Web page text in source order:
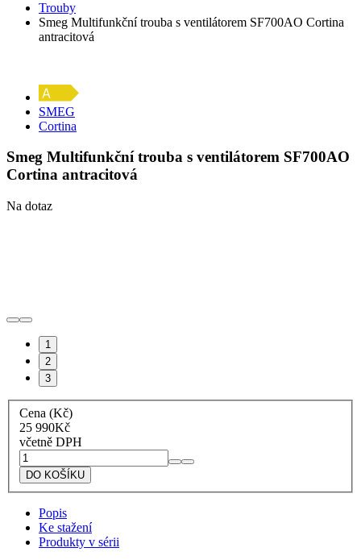
Trouby
Smeg Multifunkční trouba s ventilátorem SF700AO Cortina
antracitová
SMEG
Cortina
Smeg Multifunkční trouba s ventilátorem SF700AO
Cortina antracitová
Na dotaz
1
2
3
Cena (Kč)
25 990Kč
včetně DPH
Smeg
Multifunkční
trouba
ventilátorem
SF700AO
Cortina
DO KOŠÍKU
Popis
Ke stažení
Produkty v sérii